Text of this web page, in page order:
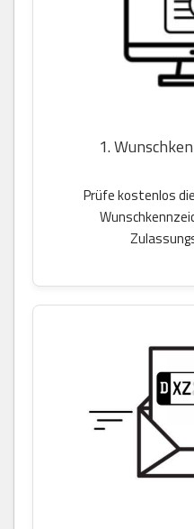
1.
Prüfe kostenlos